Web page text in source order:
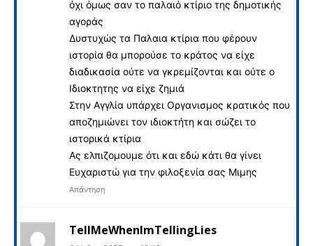
όχι όμως σαν το παλαιό κτίριο της δημοτικής
αγοράς
Δυστυχώς τα Παλαια κτίρια που φέρουν
ιστορία θα μπορούσε το κράτος να είχε
διαδικασία ούτε να γκρεμίζονται και ούτε ο
Ιδιοκτητης να είχε ζημιά
Στην Αγγλία υπάρχει Οργανισμος κρατικός που
αποζημιώνει τον ιδιοκτήτη και σώζει το
ιστορικά κτίρια
Ας ελπιζομουμε ότι και εδώ κάτι θα γίνει
Ευχαριστώ για την φιλοξενία σας Μιμης
Απάντηση
TellMeWhenImTellingLies